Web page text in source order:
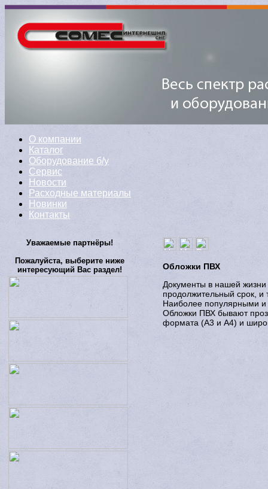
О компании
Каталог
Оборудование б/у
Сервис
Новости
Расходные материалы
Новинки
Контакты
Уважаемые партнёры!
Пожалуйста, выберите ниже
интересующий Вас раздел!
Обложки ПВХ
Документы в нашей
продолжительный срок, и
Наиболее популярными и
Обложки ПВХ бывают
формата (А3 и А4) и